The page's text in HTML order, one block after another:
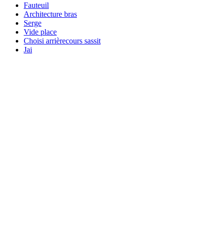
Fauteuil
Architecture bras
Serge
Vide place
Choisi arrièrecours sassit
Jai